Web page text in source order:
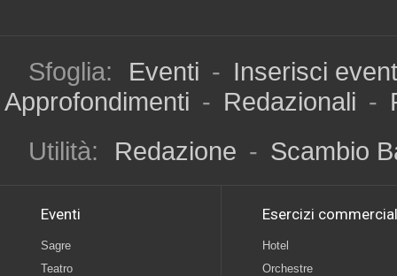
Sfoglia: Eventi - Inserisci
Approfondimenti - Redazionali -
Utilità:
Redazione - Scambio
Eventi
Sagre
Teatro
Esercizi
Hotel
Orchestre